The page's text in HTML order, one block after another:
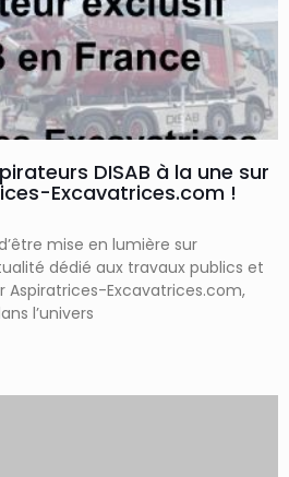
DISAB à la une sur
Excavatrices.com !
mise en lumière sur
dédié aux travaux publics et
Aspiratrices-Excavatrices.com,
l’univers